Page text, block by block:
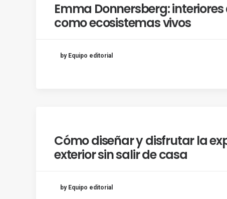
Emma Donnersberg:
como ecosistemas vivos
by Equipo editorial
Cómo diseñar y disfrutar la
exterior sin salir de casa
by Equipo editorial